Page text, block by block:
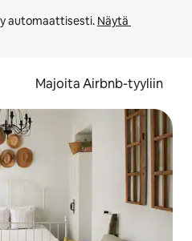
automaattisesti. Näytä
Majoita Airbnb-tyyliin